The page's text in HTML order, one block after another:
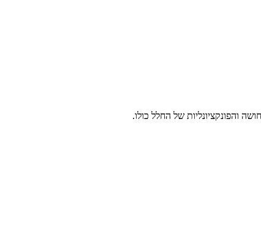
והפונקציונליות של החלל כולו.